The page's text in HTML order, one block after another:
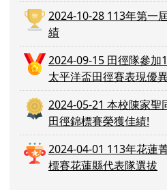
2024-10-28 113年第一
績
2024-09-15 田徑隊參加
太平洋盃田徑賽表現優
2024-05-21 本校陳家聖
田徑錦標賽榮獲佳績!
2024-04-01 113年花蓮
標賽花蓮縣代表隊選拔